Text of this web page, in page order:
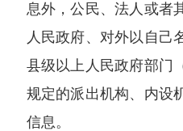
息外，公民、法人或者
人民政府、对外以自己
县级以上人民政府部门
规定的派出机构、内设
信息。